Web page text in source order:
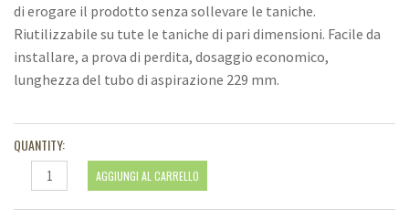
di erogare il prodotto senza sollevare le taniche.
Riutilizzabile su tute le taniche di pari dimensioni. Facile da
installare, a prova di perdita, dosaggio economico,
lunghezza del tubo di aspirazione 229 mm.
QUANTITY:
Dosatore
plastica
AGGIUNGI AL CARRELLO